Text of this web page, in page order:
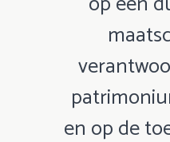
en op de